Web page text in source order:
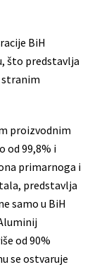
BiH
što predstavlja
stranim
proizvodnim
od 99,8% i
primarnoga i
predstavlja
samo u BiH
od 90%
se ostvaruje